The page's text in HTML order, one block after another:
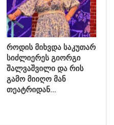
როდის მიხვდა საკუთარ
სიძლიერეს გიორგი
შალვაშვილი და რის
გამო მიიღო მან
თეატრიდან…